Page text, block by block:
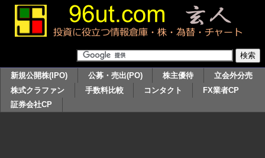
新規公開株(IPO) 公募・売出(PO) 株主優待
立会外分売
株式クラファン
手数料比較 コンタクト
FX業者CP
証券会社CP